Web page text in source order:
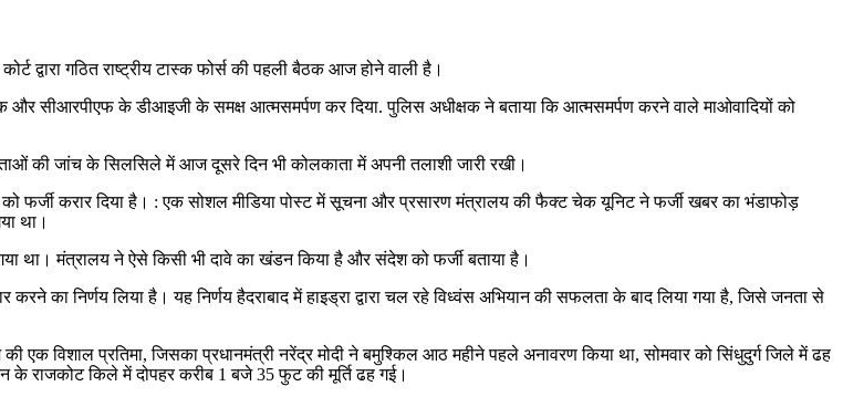
द्वारा गठित राष्ट्रीय टास्क फोर्स की पहली बैठक आज होने वाली है।
और सीआरपीएफ के डीआइजी के समक्ष आत्मसमर्पण कर दिया. पुलिस अधीक्षक ने बताया कि आत्मसमर्पण करने वाले माओवादियों को
की जांच के सिलसिले में आज दूसरे दिन भी कोलकाता में अपनी तलाशी जारी रखी।
फर्जी करार दिया है। : एक सोशल मीडिया पोस्ट में सूचना और प्रसारण मंत्रालय की फैक्ट चेक यूनिट ने फर्जी खबर का भंडाफोड़
था।
था। मंत्रालय ने ऐसे किसी भी दावे का खंडन किया है और संदेश को फर्जी बताया है।
का निर्णय लिया है। यह निर्णय हैदराबाद में हाइड्रा द्वारा चल रहे विध्वंस अभियान की सफलता के बाद लिया गया है, जिसे जनता से
की एक विशाल प्रतिमा, जिसका प्रधानमंत्री नरेंद्र मोदी ने बमुश्किल आठ महीने पहले अनावरण किया था, सोमवार को सिंधुदुर्ग जिले में ढह
के राजकोट किले में दोपहर करीब 1 बजे 35 फुट की मूर्ति ढह गई।